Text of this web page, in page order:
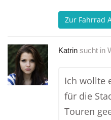
Zur Fahrrad
Katrin sucht in
Ich wollte
für die
Touren